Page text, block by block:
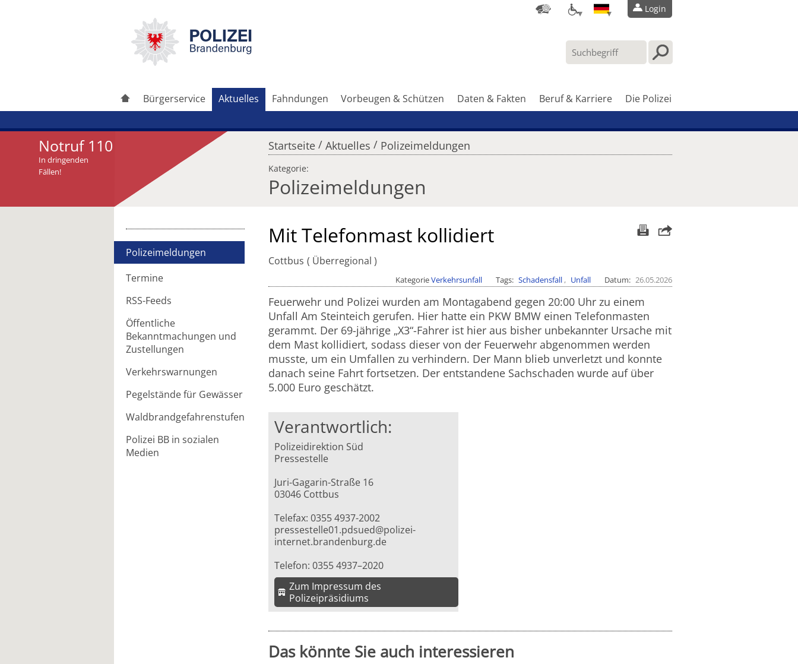
Login
Bürgerservice Aktuelles Fahndungen Vorbeugen & Schützen Daten & Fakten Beruf & Karriere Die Polizei
Notruf 110
In dringenden
Fällen!
Startseite / Aktuelles / Polizeimeldungen
Kategorie:
Polizeimeldungen
Polizeimeldungen
Termine
RSS-Feeds
Öffentliche
Bekanntmachungen und
Zustellungen
Verkehrswarnungen
Pegelstände für Gewässer
Waldbrandgefahrenstufen
Polizei BB in sozialen
Medien
Artikel weiterleiten Mit Telefonmast kollidiert
Cottbus Überregional
KategorieVerkehrsunfall Tags Schadensfall Unfall Datum 26.05.2026
Feuerwehr und Polizei wurden am Montagabend gegen 20:00 Uhr zu einem
Unfall Am Steinteich gerufen. Hier hatte ein PKW BMW einen Telefonmasten
gerammt. Der 69-jährige „X3“-Fahrer ist hier aus bisher unbekannter Ursache mit
dem Mast kollidiert, sodass dieser von der Feuerwehr abgenommen werden
musste, um ein Umfallen zu verhindern. Der Mann blieb unverletzt und konnte
danach seine Fahrt fortsetzen. Der entstandene Sachschaden wurde auf über
5.000 Euro geschätzt.
Verantwortlich:
Polizeidirektion Süd
Pressestelle
Juri-Gagarin-Straße 16
03046 Cottbus
Telefax: 0355 4937-2002
pressestelle01.pdsued@polizei-
internet.brandenburg.de
Telefon: 0355 4937–2020
Zum Impressum des
Polizeipräsidiums
Das könnte Sie auch interessieren